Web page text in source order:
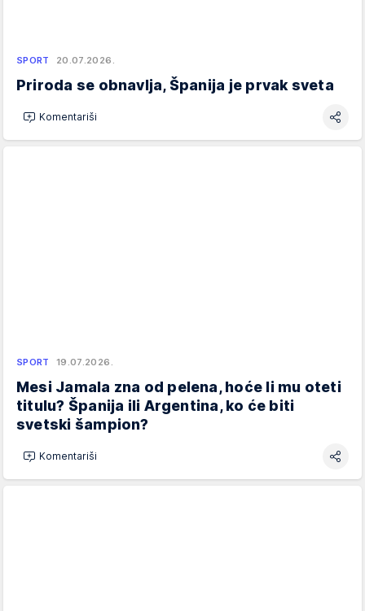
SPORT 20.07.2026.
Priroda se obnavlja, Španija je prvak sveta
Komentariši
SPORT 19.07.2026.
Mesi Jamala zna od pelena, hoće li mu oteti
titulu? Španija ili Argentina, ko će biti
svetski šampion?
Komentariši